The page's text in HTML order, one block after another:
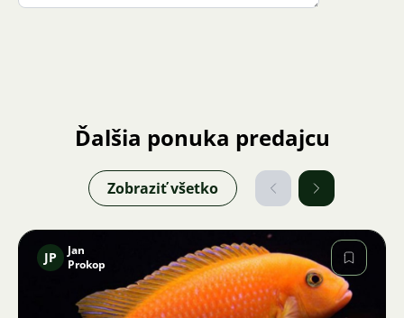
Ďalšia ponuka predajcu
Zobraziť všetko
JP
Jan
Prokop